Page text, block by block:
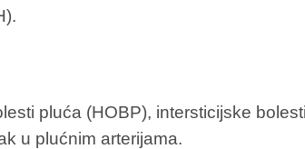
pluća (HOBP), intersticijske
u plućnim arterijama.